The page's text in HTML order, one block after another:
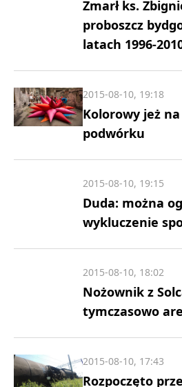
Zmarł ks.
proboszcz
latach 1996-
Kolorowy jeż
podwórku
2015-08-10, 19:18
Duda: można
wykluczenie
2015-08-10, 19:15
Nożownik z
tymczasowo
2015-08-10, 18:02
Rozpoczęto
2015-08-10, 17:43